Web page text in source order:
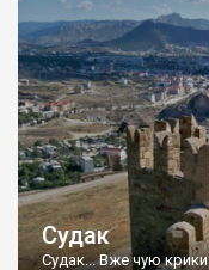
Судак
Судак... Вже чую